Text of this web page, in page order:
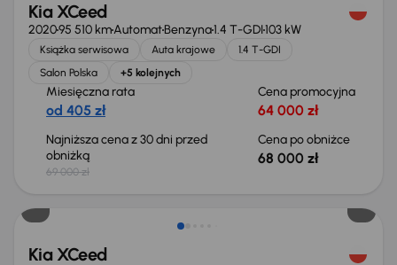
Kia XCeed
202095 510 kmAutomatBenzyna1.4 T-GDI103 kW
Książka serwisowa Auta krajowe
1.4 T-GDI
Salon Polska
+5 kolejnych
Miesięczna rata
od 405 zł
Cena promocyjna
64 000 zł
Najniższa cena z 30 dni przed
obniżką
69 000 zł
Cena po obniżce
68 000 zł
Kia XCeed